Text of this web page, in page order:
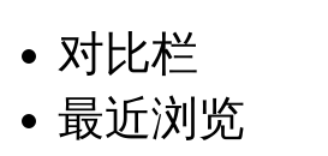
对比栏
最近浏览